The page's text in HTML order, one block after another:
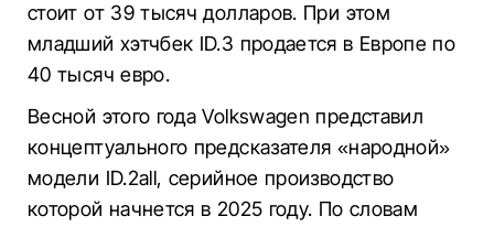
стоит от 39 тысяч долларов. При этом
младший хэтчбек ID.3 продается в Европе по
40 тысяч евро.
Весной этого года Volkswagen представил
концептуального предсказателя «народной»
модели ID.2all, серийное производство
которой начнется в 2025 году. По словам